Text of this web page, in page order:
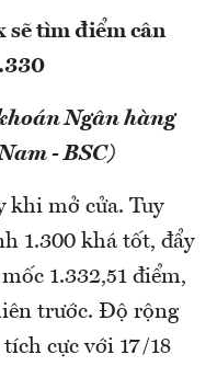
sẽ tìm điểm cân
Ngân hàng
- BSC)
khi mở cửa. Tuy
1.300 khá tốt, đẩy
1.332,51 điểm,
trước. Độ rộng
cực với 17/18